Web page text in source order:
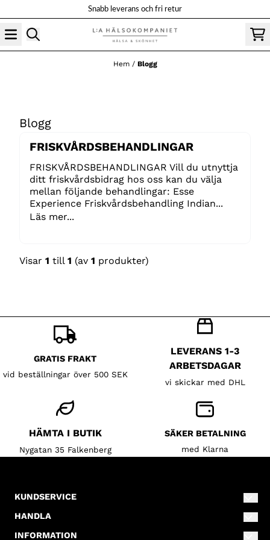
Snabb leverans och fri retur
Hem / Blogg
Blogg
FRISKVÅRDSBEHANDLINGAR
FRISKVÅRDSBEHANDLINGAR Vill du utnyttja
ditt friskvårdsbidrag hos oss kan du välja
mellan följande behandlingar: Esse
Experience Friskvårdsbehandling Indian...
Läs mer...
Visar 1 till 1 (av 1 produkter)
GRATIS FRAKT
vid beställningar över 500 SEK
LEVERANS 1-3
ARBETSDAGAR
vi skickar med DHL
HÄMTA I BUTIK
Nygatan 35 Falkenberg
SÄKER BETALNING
med Klarna
KUNDSERVICE
info@lillahalsokompaniet.se
HANDLA
Villkor
INFORMATION